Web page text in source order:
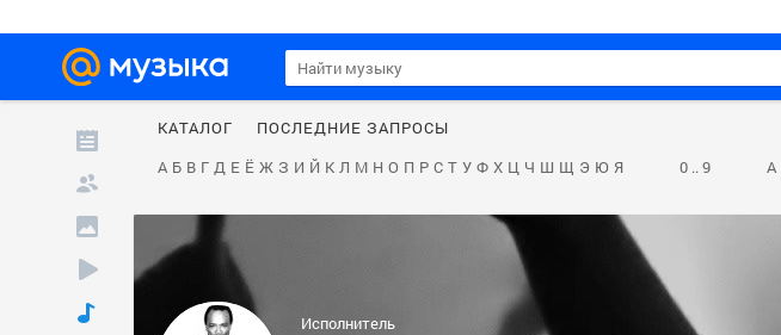
КАТАЛОГ
ПОСЛЕДНИЕ ЗАПРОСЫ
А Б В Г Д Е Ё Ж З И Й К Л М Н О П Р С Т У Ф Х Ц Ч Ш Щ Э Ю Я 0 .. 9 A
Исполнитель